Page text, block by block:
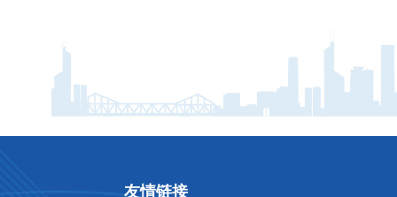
友情链接